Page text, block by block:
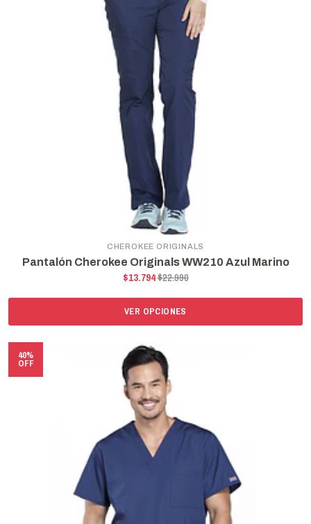
CHEROKEE ORIGINALS
Pantalón Cherokee Originals WW210 Azul Marino
$13.794$22.990
VER OPCIONES
40%
OFF